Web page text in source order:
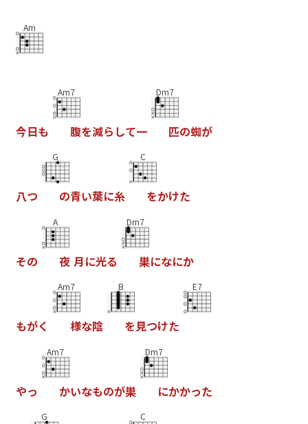
Am
今日も
Am7
腹を減ら して一
Dm7
匹の蜘が
八つ
G
の青い葉に糸
C
をかけた
その
A
夜 月に光る
Dm7
巣になにか
もがく
Am7
様な陰
B
を見つけた
E7
やっ
Am7
かいなものが巣
Dm7
にかかった
G C